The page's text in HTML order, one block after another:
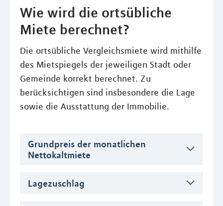
Wie wird die ortsübliche
Miete berechnet?
Die ortsübliche Vergleichsmiete wird mithilfe
des Mietspiegels der jeweiligen Stadt oder
Gemeinde korrekt berechnet. Zu
berücksichtigen sind insbesondere die Lage
sowie die Ausstattung der Immobilie.
Grundpreis der monatlichen
Nettokaltmiete
Lagezuschlag